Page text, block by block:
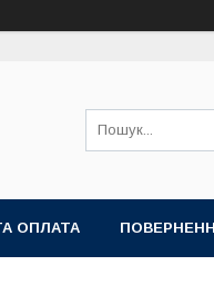
ОПЛАТА